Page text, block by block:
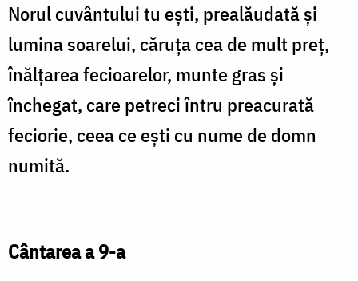
Norul cuvântului tu ești, prealăudată și
lumina soarelui, căruța cea de mult preț,
înălțarea fecioarelor, munte gras și
închegat, care petreci întru preacurată
feciorie, ceea ce ești cu nume de domn
numită.
Cântarea a 9-a